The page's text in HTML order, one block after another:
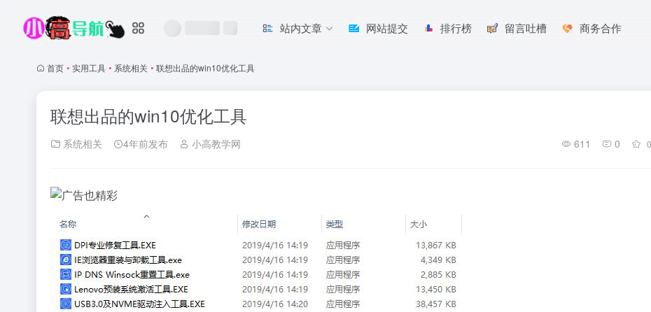
站内文章 网站提交 排行榜 留言吐槽 商务合作
首页 • 实用工具 • 系统相关 • 联想出品的win10优化工具
联想出品的win10优化工具
系统相关 4年前发布 小高教学网 611 0 0